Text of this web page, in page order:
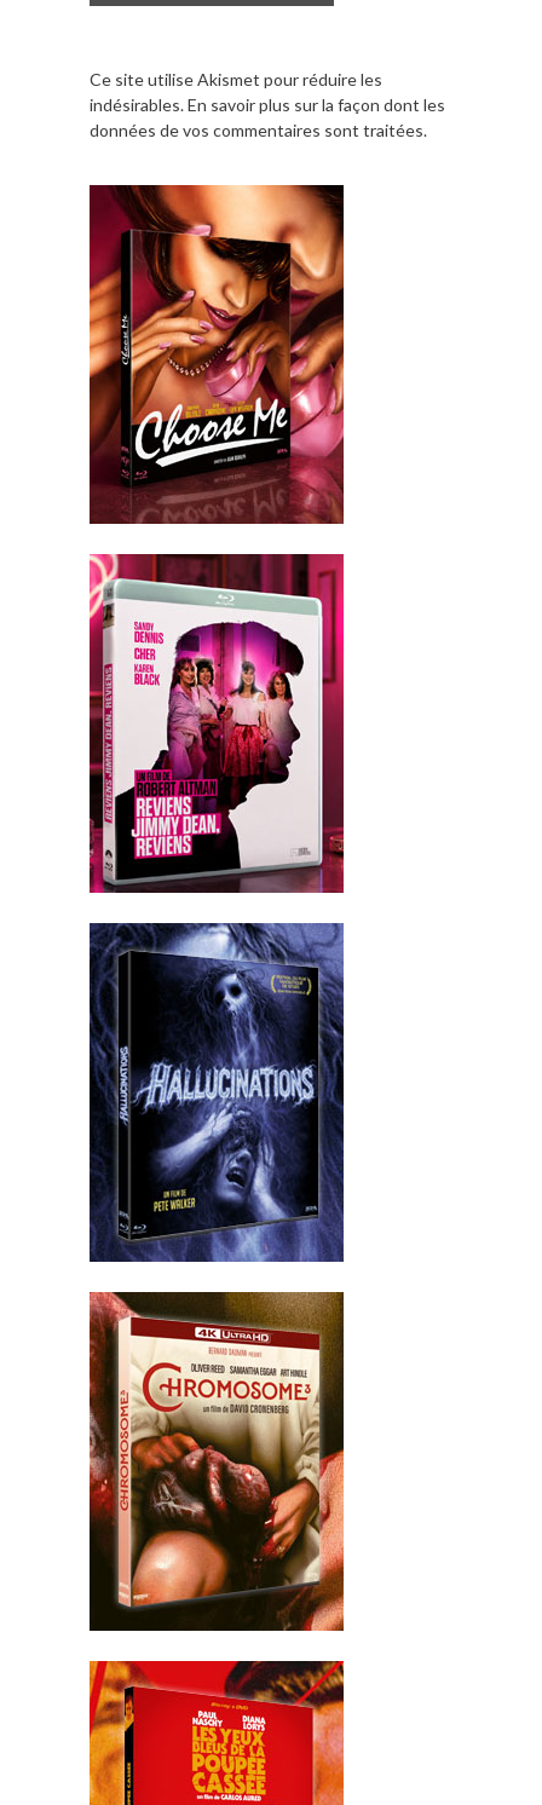
Ce site utilise Akismet pour réduire les
indésirables.En savoir plus sur la façon dont les
données de vos commentaires sont traitées.